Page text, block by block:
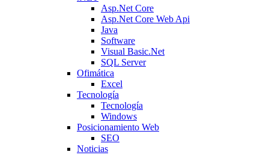
Asp.Net Core
Asp.Net Core Web Api
Java
Software
Visual Basic.Net
SQL Server
Ofimática
Excel
Tecnología
Tecnología
Windows
Posicionamiento Web
SEO
Noticias